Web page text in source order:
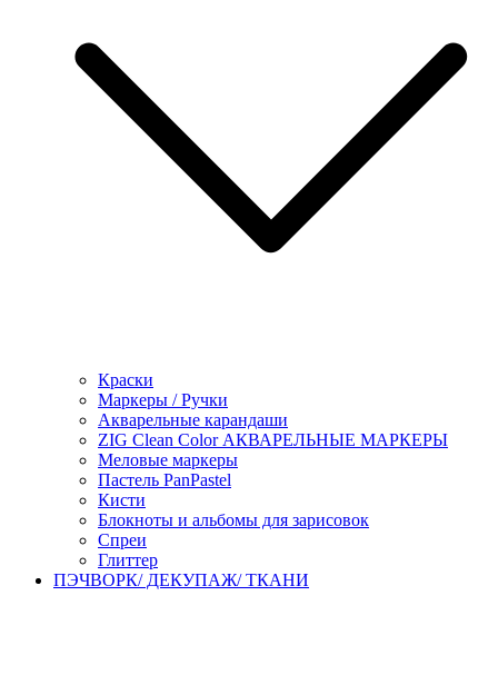
Краски
Маркеры / Ручки
Акварельные карандаши
ZIG Clean Color АКВАРЕЛЬНЫЕ МАРКЕРЫ
Меловые маркеры
Пастель PanPastel
Кисти
Блокноты и альбомы для зарисовок
Спреи
Глиттер
ПЭЧВОРК/ ДЕКУПАЖ/ ТКАНИ